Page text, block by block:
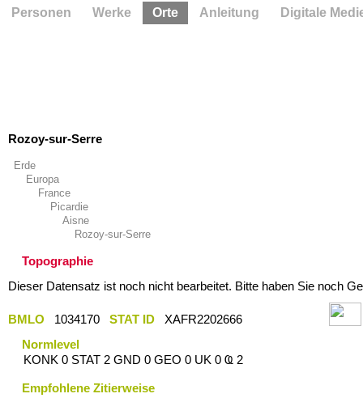
Rozoy-sur-Serre
Erde
Europa
France
Picardie
Aisne
Rozoy-sur-Serre
Topographie
Dieser Datensatz ist noch nicht bearbeitet. Bitte haben Sie noch
BMLO 1034170 STAT ID
XAFR2202666
Normlevel
KONK 0 STAT 2 GND 0 GEO 0 UK 0 Ҩ 2
Empfohlene Zitierweise
Personen Werke Orte Anleitung Digitale